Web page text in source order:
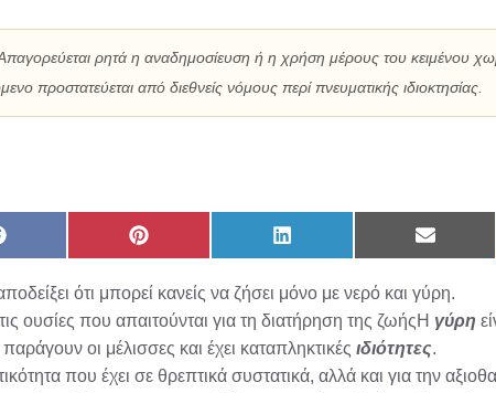
ρητά η αναδημοσίευση ή η χρήση μέρους του κειμένου
προστατεύεται από διεθνείς νόμους περί πνευματικής ιδιοκτησίας.
Share
on
Share
on
Share
on
ότι μπορεί κανείς να ζήσει μόνο με νερό και γύρη.
ουσίες που απαιτούνται για τη διατήρηση της ζωήςΗ γύρη
οι μέλισσες και έχει καταπληκτικές ιδιότητες.
που έχει σε θρεπτικά συστατικά, αλλά και για την